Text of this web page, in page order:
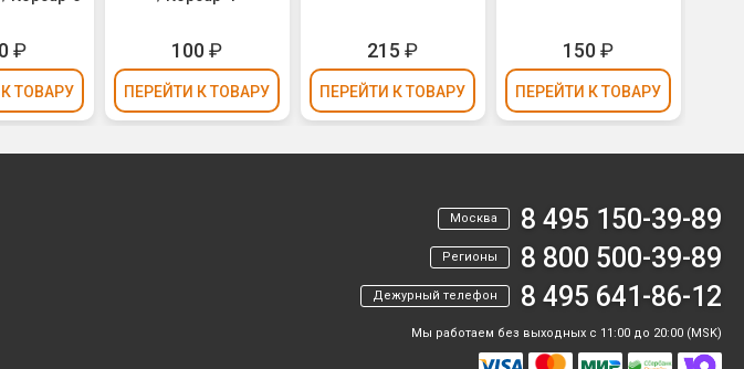
₽
К ТОВАРУ
100₽
ПЕРЕЙТИ К ТОВАРУ
215 ₽
ПЕРЕЙТИ К ТОВАРУ
150₽
ПЕРЕЙТИ К ТОВАРУ
Москва 8 495 150-39-89
Регионы 8 800 500-39-89
Дежурный телефон 8 495 641-86-12
Мы работаем без выходных с 11:00 до 20:00 (MSK)